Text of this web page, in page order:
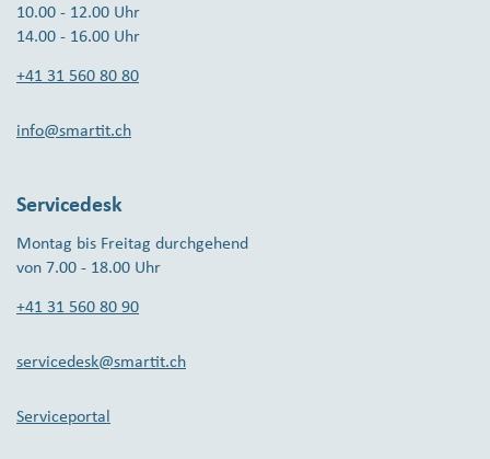
10.00 - 12.00 Uhr
14.00 - 16.00 Uhr
+41 31 560 80 80
info@smartit.ch
Servicedesk
Montag bis Freitag durchgehend
von 7.00 - 18.00 Uhr
+41 31 560 80 90
servicedesk@smartit.ch
Serviceportal